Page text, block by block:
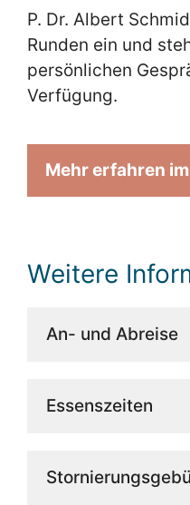
P. Dr. Albert
Runden ein und
persönlichen
Verfügung.
Mehr erfahren
Weitere
An- und Abreise
Essenszeiten